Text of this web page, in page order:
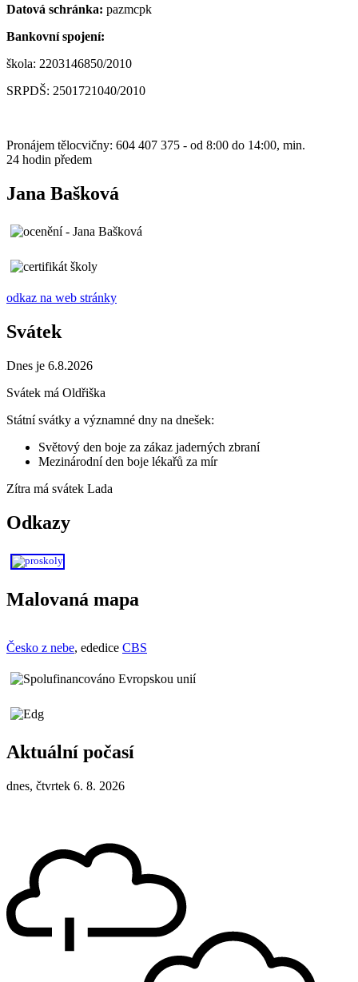
Datová schránka: pazmcpk
Bankovní spojení:
škola: 2203146850/2010
SRPDŠ: 2501721040/2010
Pronájem tělocvičny: 604 407 375 - od 8:00 do 14:00, min.
24 hodin předem
Jana Bašková
odkaz na web stránky
Svátek
Dnes je 6.8.2026
Svátek má Oldřiška
Státní svátky a významné dny na dnešek:
Světový den boje za zákaz jaderných zbraní
Mezinárodní den boje lékařů za mír
Zítra má svátek Lada
Odkazy
Malovaná mapa
Česko z nebe, ededice CBS
Aktuální počasí
dnes, čtvrtek 6. 8. 2026